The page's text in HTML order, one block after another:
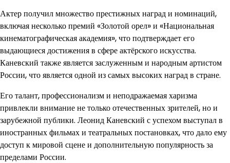
Актер получил множество престижных наград и номинаций,
включая несколько премий «Золотой орел» и «Национальная
кинематографическая академия», что подтверждает его
выдающиеся достижения в сфере актёрского искусства.
Каневский также является заслуженным и народным артистом
России, что является одной из самых высоких наград в стране.
Его талант, профессионализм и неподражаемая харизма
привлекли внимание не только отечественных зрителей, но и
зарубежной публики. Леонид Каневский с успехом выступал в
иностранных фильмах и театральных постановках, что дало ему
доступ к мировой сцене и дополнительную популярность за
пределами России.